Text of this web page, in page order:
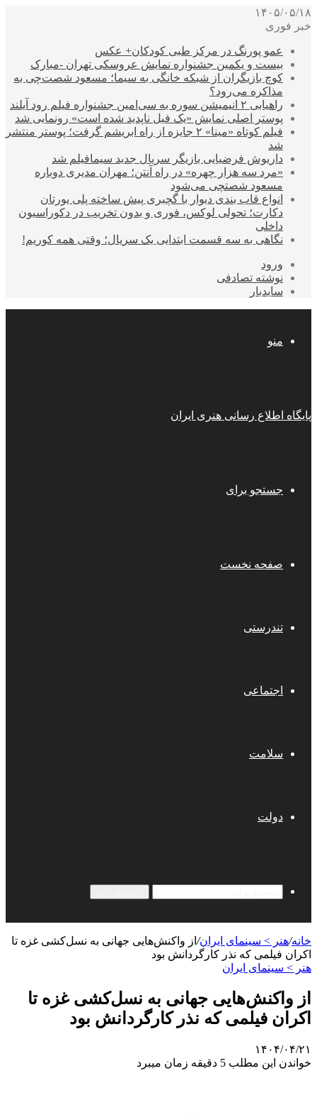
۱۴۰۵/۰۵/۱۸
خبر فوری
عمو پورنگ در مرکز طبی کودکان+ عکس
بیست و یکمین جشنواره نمایش عروسکی تهران -مبارک
کوچ بازیگران از شبکه خانگی به سیما؛ مسعود شصت‌چی به
مذاکره می‌رود؟
راهیابی ۲ انیمیشن سوره به سی‌امین جشنواره فیلم رود آیلند
پوستر اصلی نمایش «یک فیل ناپدید شده است» رونمایی شد
فیلم کوتاه «مینا» ۲ جایزه از راه ابریشم گرفت؛ پوستر منتشر
شد
داریوش فرضیایی بازیگر سریال جدید سیمافیلم شد
«مرد سه هزار چهره» در راه آنتن؛ مهران مدیری دوباره
مسعود شصتچی می‌شود
انواع قاب بندی دیوار با گچبری پیش ساخته پلی یورتان
دکارت؛ تحولی لوکس، فوری و بدون تخریب در دکوراسیون
داخلی
نگاهی به سه قسمت ابتدایی یک سریال؛ وقتی همه کوریم!
ورود
نوشته تصادفی
سایدبار
منو
پایگاه اطلاع رسانی هنری ایران
جستجو برای
صفحه نخست
تندرستی
اجتماعی
سلامت
دولت
خانه/هنر > سینمای ایران/ از واکنش‌هایی جهانی به نسل‌کشی غزه تا
اکران فیلمی که نذر کارگردانش بود
هنر > سینمای ایران
از واکنش‌هایی جهانی به نسل‌کشی غزه تا
اکران فیلمی که نذر کارگردانش بود
۱۴۰۴/۰۴/۲۱
خواندن این مطلب 5 دقیقه زمان میبرد